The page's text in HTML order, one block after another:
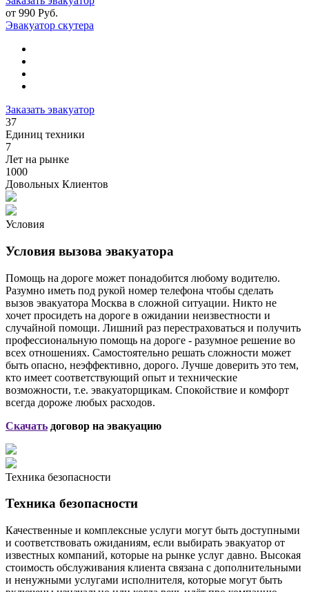
от 990 Руб.
Эвакуатор скутера
Заказать эвакуатор
37
Единиц техники
7
Лет на рынке
1000
Довольных Клиентов
Условия
Условия вызова эвакуатора
Помощь на дороге может понадобится любому водителю.
Разумно иметь под рукой номер телефона чтобы сделать
вызов эвакуатора Москва в сложной ситуации. Никто не
хочет просидеть на дороге в ожидании неизвестности и
случайной помощи. Лишний раз перестраховаться и получить
профессиональную помощь на дороге - разумное решение во
всех отношениях. Самостоятельно решать сложности может
быть опасно, неэффективно, дорого. Лучше доверить это тем,
кто имеет соответствующий опыт и технические
возможности, т.е. эвакуаторщикам. Спокойствие и комфорт
всегда дороже любых расходов.
Скачать договор на эвакуацию
Техника безопасности
Техника безопасности
Качественные и комплексные услуги могут быть доступными
и соответствовать ожиданиям, если выбирать эвакуатор от
известных компаний, которые на рынке услуг давно. Высокая
стоимость обслуживания клиента связана с дополнительными
и ненужными услугами исполнителя, которые могут быть